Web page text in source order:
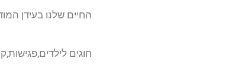
החיים שלנו בעידן
חוגים